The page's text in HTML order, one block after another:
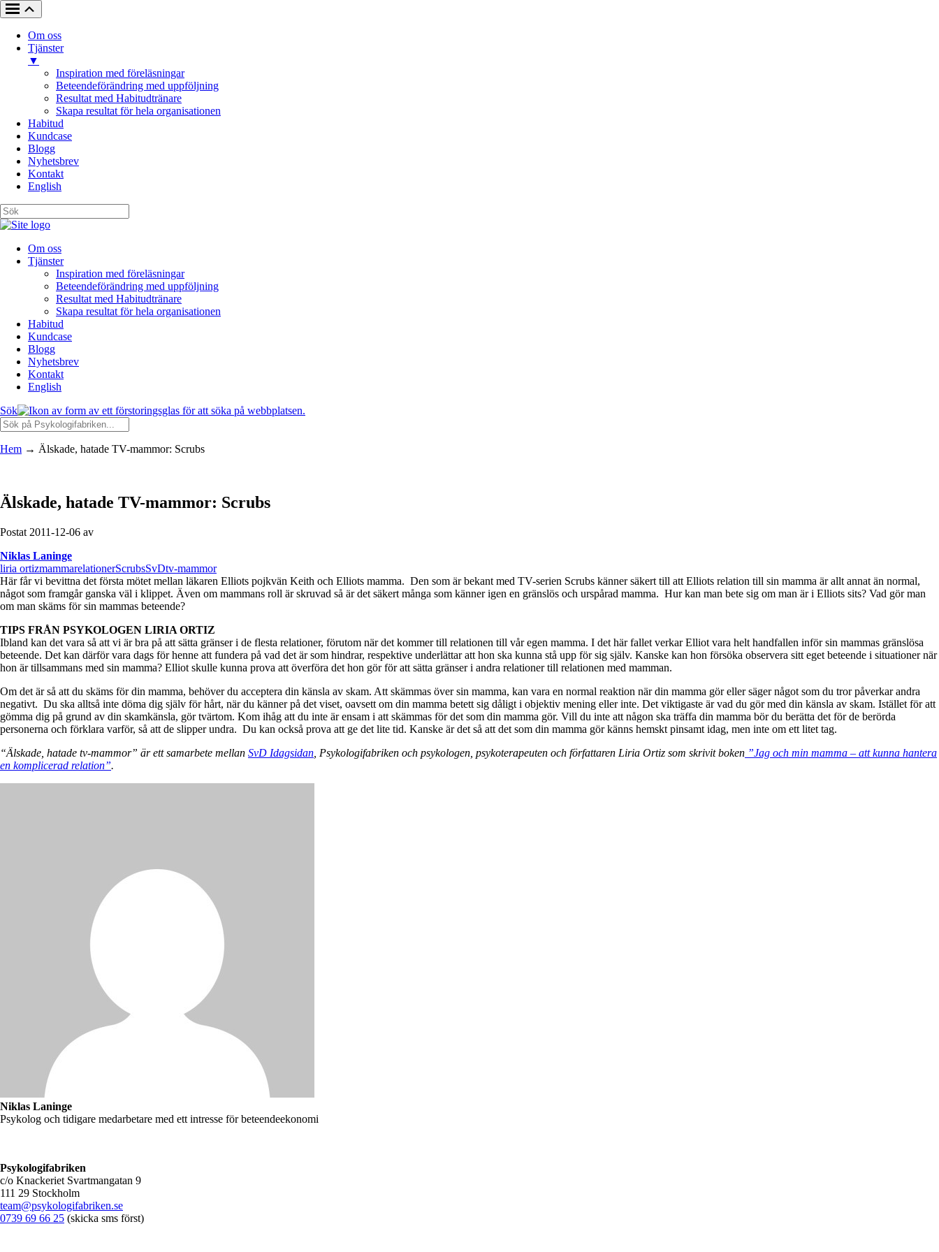
Om oss
Tjänster
▼
Inspiration med föreläsningar
Beteendeförändring med uppföljning
Resultat med Habitudtränare
Skapa resultat för hela organisationen
Habitud
Kundcase
Blogg
Nyhetsbrev
Kontakt
English
Om oss
Tjänster
Inspiration med föreläsningar
Beteendeförändring med uppföljning
Resultat med Habitudtränare
Skapa resultat för hela organisationen
Habitud
Kundcase
Blogg
Nyhetsbrev
Kontakt
English
Sök
Hem → Älskade, hatade TV-mammor: Scrubs
Älskade, hatade TV-mammor: Scrubs
Postat 2011-12-06 av
Niklas Laninge
liria ortizmammarelationerScrubsSvDtv-mammor
Här får vi bevittna det första mötet mellan läkaren Elliots pojkvän Keith och Elliots mamma. Den som är bekant med TV-serien Scrubs känner säkert till att Elliots relation till sin mamma är allt annat än normal,
något som framgår ganska väl i klippet. Även om mammans roll är skruvad så är det säkert många som känner igen en gränslös och urspårad mamma. Hur kan man bete sig om man är i Elliots sits? Vad gör man
om man skäms för sin mammas beteende?
TIPS FRÅN PSYKOLOGEN LIRIA ORTIZ
Ibland kan det vara så att vi är bra på att sätta gränser i de flesta relationer, förutom när det kommer till relationen till vår egen mamma. I det här fallet verkar Elliot vara helt handfallen inför sin mammas gränslösa
beteende. Det kan därför vara dags för henne att fundera på vad det är som hindrar, respektive underlättar att hon ska kunna stå upp för sig själv. Kanske kan hon försöka observera sitt eget beteende i situationer när
hon är tillsammans med sin mamma? Elliot skulle kunna prova att överföra det hon gör för att sätta gränser i andra relationer till relationen med mamman.
Om det är så att du skäms för din mamma, behöver du acceptera din känsla av skam. Att skämmas över sin mamma, kan vara en normal reaktion när din mamma gör eller säger något som du tror påverkar andra
negativt. Du ska alltså inte döma dig själv för hårt, när du känner på det viset, oavsett om din mamma betett sig dåligt i objektiv mening eller inte. Det viktigaste är vad du gör med din känsla av skam. Istället för att
gömma dig på grund av din skamkänsla, gör tvärtom. Kom ihåg att du inte är ensam i att skämmas för det som din mamma gör. Vill du inte att någon ska träffa din mamma bör du berätta det för de berörda
personerna och förklara varför, så att de slipper undra. Du kan också prova att ge det lite tid. Kanske är det så att det som din mamma gör känns hemskt pinsamt idag, men inte om ett litet tag.
“Älskade, hatade tv-mammor” är ett samarbete mellan SvD Idagsidan , Psykologifabriken och psykologen, psykoterapeuten och författaren Liria Ortiz som skrivit boken ”Jag och min mamma – att kunna hantera
en komplicerad relation”.
Niklas Laninge
Psykolog och tidigare medarbetare med ett intresse för beteendeekonomi
Psykologifabriken
c/o Knackeriet Svartmangatan 9
111 29 Stockholm
team@psykologifabriken.se
0739 69 66 25 (skicka sms först)